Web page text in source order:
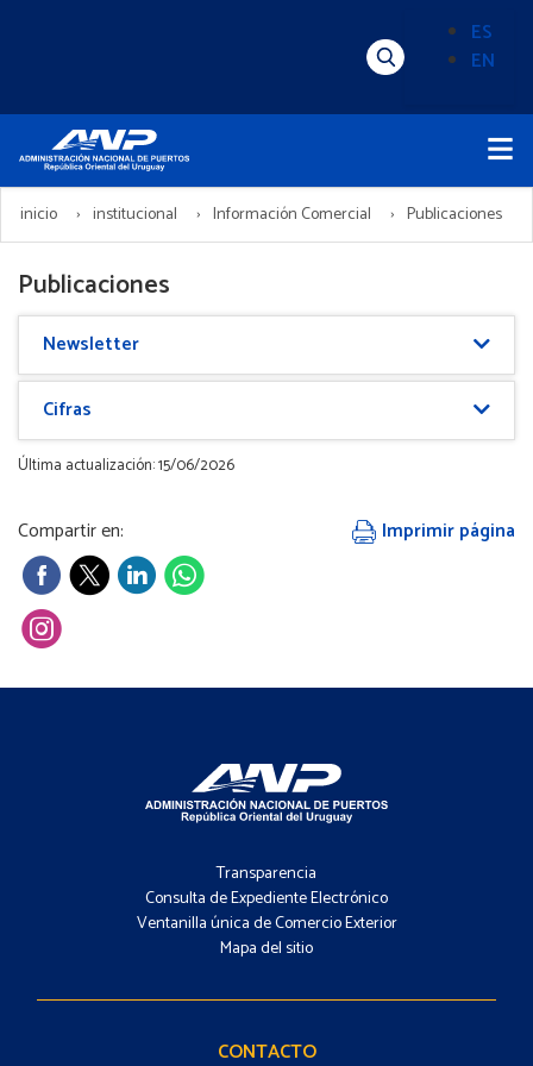
idioma
(Content)
ES
EN
Menú
Principal
inicio institucional Información Comercial Publicaciones
Publicaciones
Newsletter
Cifras
Última actualización: 15/06/2026
Compartir en: Imprimir página
-
Menú
Transparencia
Consulta de Expediente Electrónico
Ventanilla única de Comercio Exterior
Mapa del sitio
-
Contacto
CONTACTO